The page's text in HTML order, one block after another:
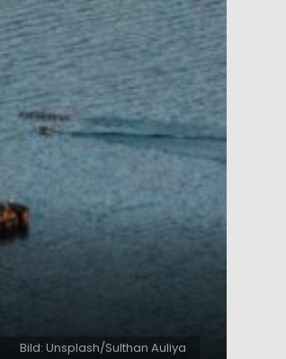
Bild: Unsplash/Sulthan Auliya